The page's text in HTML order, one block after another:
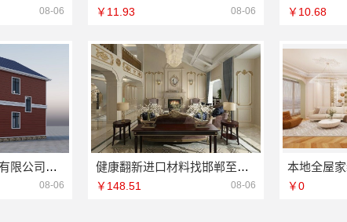
08-06 ￥11.93 08-06 ￥10.68
重庆御墅建筑材料有限公司渝北建房每平米价格环保材料
08-06
健康翻新进口材料找邯郸至臻全宅新材料有限公司
￥148.51 08-06 ￥0